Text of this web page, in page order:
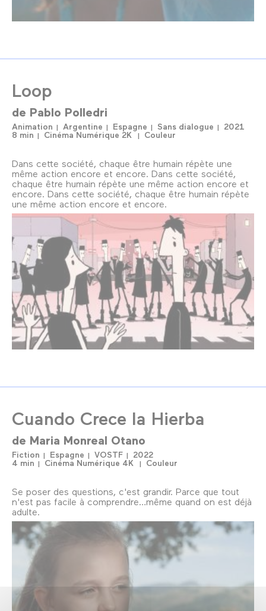
Loop
de Pablo Polledri
Animation Argentine Espagne Sans dialogue
2021
8 min
Cinéma Numérique 2K Couleur
Dans cette société, chaque être humain répète une
même action encore et encore. Dans cette société,
chaque être humain répète une même action encore et
encore. Dans cette société, chaque être humain répète
une même action encore et encore.
Cuando Crece la Hierba
de Maria Monreal Otano
Fiction Espagne VOSTF
2022
4 min
Cinéma Numérique 4K Couleur
Se poser des questions, c'est grandir. Parce que tout
n'est pas facile à comprendre…même quand on est déjà
adulte.